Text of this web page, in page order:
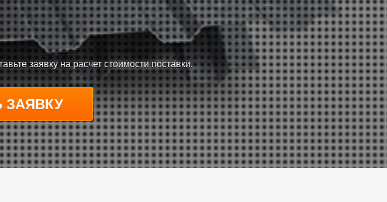
заявку на расчет стоимости поставки.
ЗАЯВКУ